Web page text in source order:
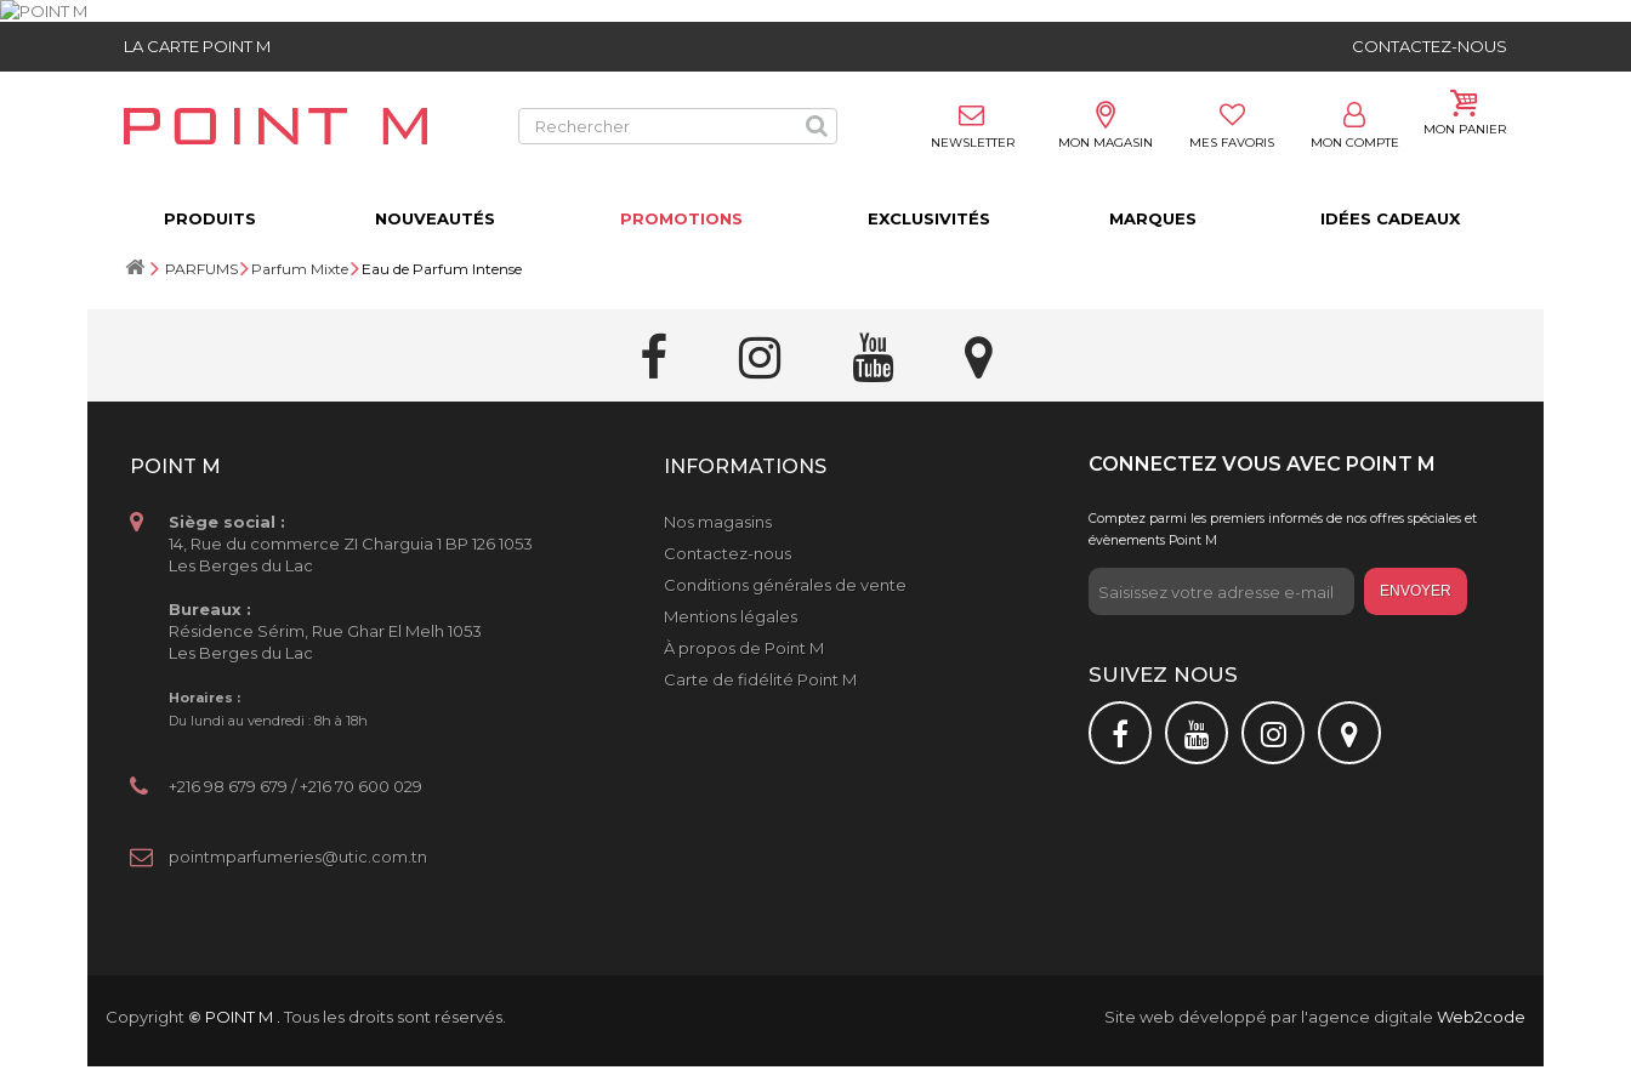
CONTACTEZ-NOUS
LA CARTE POINT M
NEWSLETTER MON MAGASIN MES FAVORIS MON COMPTE
MON PANIER
PRODUITS NOUVEAUTÉS PROMOTIONS EXCLUSIVITÉS MARQUES IDÉES CADEAUX
PARFUMS Parfum Mixte Eau de Parfum Intense
POINT M
Siège social :
14, Rue du commerce ZI Charguia 1 BP 126 1053
Les Berges du Lac
Bureaux :
Résidence Sérim, Rue Ghar El Melh 1053
Les Berges du Lac
Horaires :
Du lundi au vendredi : 8h à 18h
+216 98 679 679 / +216 70 600 029
pointmparfumeries@utic.com.tn
INFORMATIONS
Nos magasins
Contactez-nous
Conditions générales de vente
Mentions légales
À propos de Point M
Carte de fidélité Point M
CONNECTEZ VOUS AVEC POINT M
Comptez parmi les premiers informés de nos offres spéciales et
évènements Point M
ENVOYER
SUIVEZ NOUS
Copyright © POINT M . Tous les droits sont réservés. Site web développé par l'agence digitale Web2code